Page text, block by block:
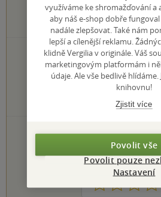
1hodnocení
1×
5
0×
4
0×
3
2
1 hvezdička
PŘIDEJTE SVÉ
Hodnocení našich knihkupců:
využíváme ke shromažďování a
aby náš e-shop dobře
nadále zlepšovat. Také nám
lepší a cílenější reklamu.
klidně Vergilia v originále. Váš
marketingovým platformám i
údaje. Ale vše bedlivě
knihovnu!
Zjistit více
Povolit vše
Povolit pouze
Nastavení